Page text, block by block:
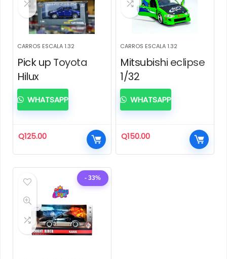
CARROS ESCALA 1.32
Pick up Toyota
Hilux
Q125.00
WHATSAPP
CARROS ESCALA 1.32
Mitsubishi eclipse
1/32
Q150.00
WHATSAPP
- 33%